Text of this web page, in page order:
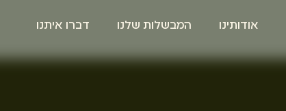
אודותינו המבשלות שלנו דברו איתנו